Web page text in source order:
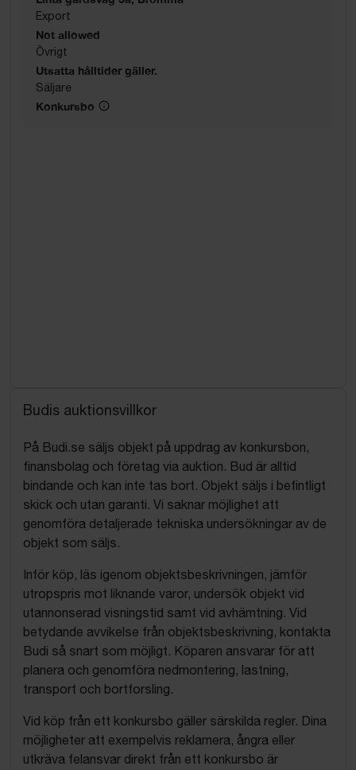
Export
Not allowed
Övrigt
Utsatta hålltider gäller.
Säljare
Konkursbo
Budis auktionsvillkor
På Budi.se säljs objekt på uppdrag av konkursbon,
finansbolag och företag via auktion. Bud är alltid
bindande och kan inte tas bort. Objekt säljs i befintligt
skick och utan garanti. Vi saknar möjlighet att
genomföra detaljerade tekniska undersökningar av de
objekt som säljs.
Inför köp, läs igenom objektsbeskrivningen, jämför
utropspris mot liknande varor, undersök objekt vid
utannonserad visningstid samt vid avhämtning. Vid
betydande avvikelse från objektsbeskrivning, kontakta
Budi så snart som möjligt. Köparen ansvarar för att
planera och genomföra nedmontering, lastning,
transport och bortforsling.
Vid köp från ett konkursbo gäller särskilda regler. Dina
möjligheter att exempelvis reklamera, ångra eller
utkräva felansvar direkt från ett konkursbo är